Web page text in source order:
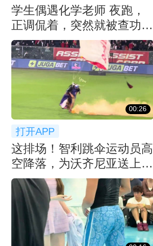
学生偶遇化学老师 夜跑，
正调侃着，突然就被查功
课... 😂
00:26
打开APP
这排场！智利跳伞运动员高
空降落，为沃齐尼亚送上科
洛科洛球衣